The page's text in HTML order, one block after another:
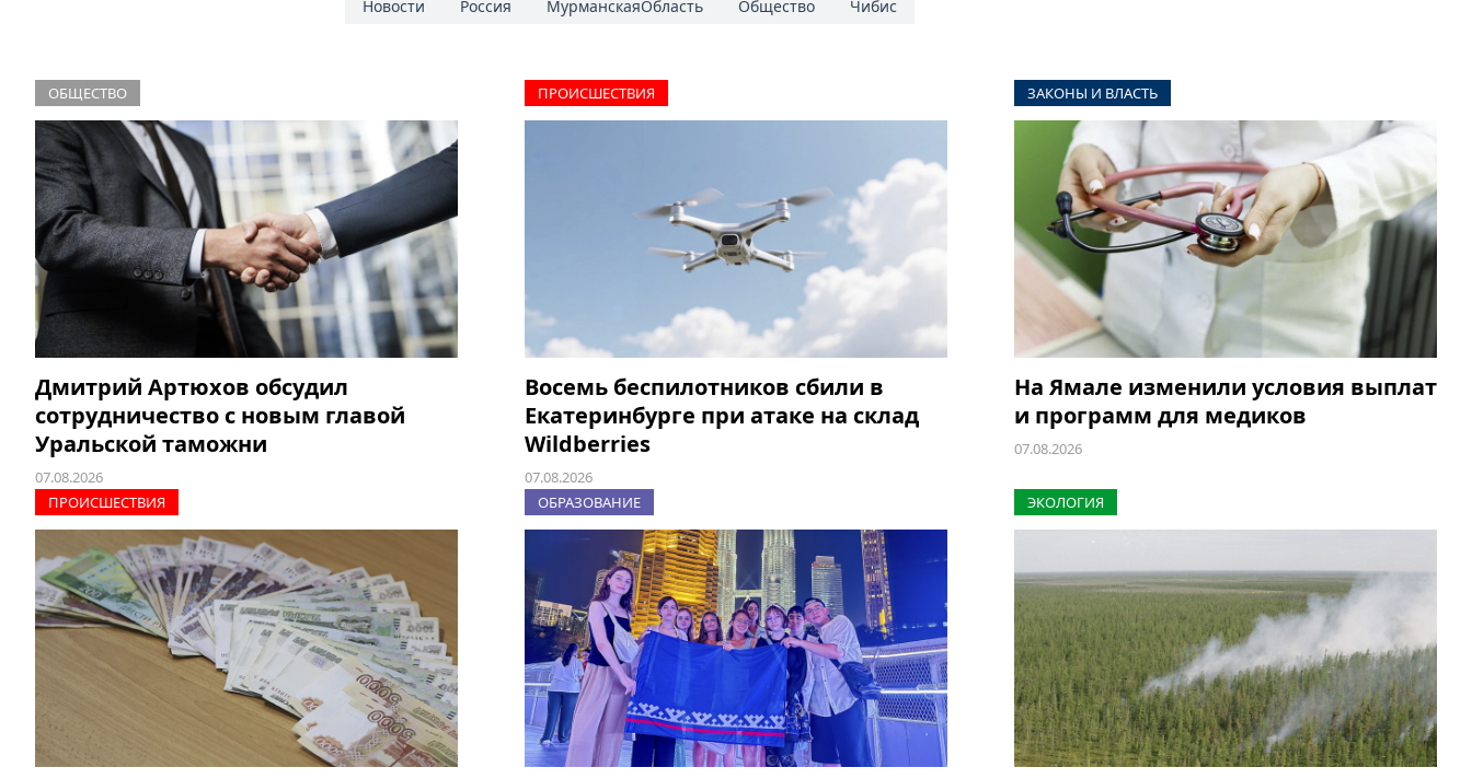
Новости Россия МурманскаяОбласть Общество Чибис
ОБЩЕСТВО
Дмитрий Артюхов обсудил
сотрудничество с новым главой
Уральской таможни
07.08.2026
ПРОИCШЕСТВИЯ
Восемь беспилотников сбили в
Екатеринбурге при атаке на склад
Wildberries
07.08.2026
ЗАКОНЫ И ВЛАСТЬ
На Ямале изменили условия выплат
и программ для медиков
07.08.2026
ПРОИCШЕСТВИЯ ОБРАЗОВАНИЕ ЭКОЛОГИЯ